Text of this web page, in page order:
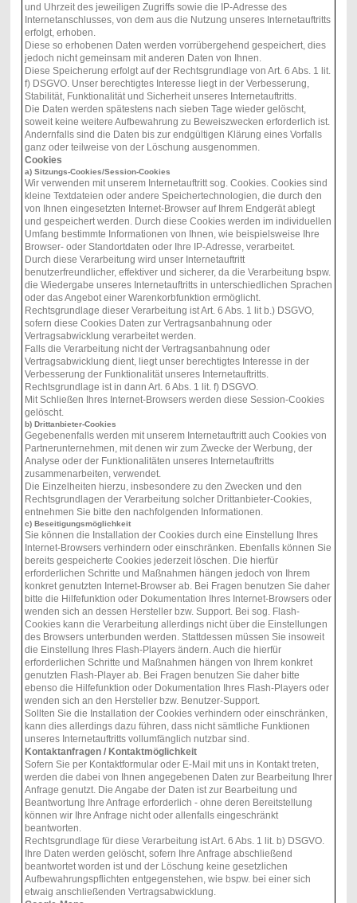
und Uhrzeit des jeweiligen Zugriffs sowie die IP-Adresse des
Internetanschlusses, von dem aus die Nutzung unseres Internetauftritts
erfolgt, erhoben.
Diese so erhobenen Daten werden vorrübergehend gespeichert, dies
jedoch nicht gemeinsam mit anderen Daten von Ihnen.
Diese Speicherung erfolgt auf der Rechtsgrundlage von Art. 6 Abs. 1 lit.
f) DSGVO. Unser berechtigtes Interesse liegt in der Verbesserung,
Stabilität, Funktionalität und Sicherheit unseres Internetauftritts.
Die Daten werden spätestens nach sieben Tage wieder gelöscht,
soweit keine weitere Aufbewahrung zu Beweiszwecken erforderlich ist.
Andernfalls sind die Daten bis zur endgültigen Klärung eines Vorfalls
ganz oder teilweise von der Löschung ausgenommen.
Cookies
a) Sitzungs-Cookies/Session-Cookies
Wir verwenden mit unserem Internetauftritt sog. Cookies. Cookies sind
kleine Textdateien oder andere Speichertechnologien, die durch den
von Ihnen eingesetzten Internet-Browser auf Ihrem Endgerät ablegt
und gespeichert werden. Durch diese Cookies werden im individuellen
Umfang bestimmte Informationen von Ihnen, wie beispielsweise Ihre
Browser- oder Standortdaten oder Ihre IP-Adresse, verarbeitet.
Durch diese Verarbeitung wird unser Internetauftritt
benutzerfreundlicher, effektiver und sicherer, da die Verarbeitung bspw.
die Wiedergabe unseres Internetauftritts in unterschiedlichen Sprachen
oder das Angebot einer Warenkorbfunktion ermöglicht.
Rechtsgrundlage dieser Verarbeitung ist Art. 6 Abs. 1 lit b.) DSGVO,
sofern diese Cookies Daten zur Vertragsanbahnung oder
Vertragsabwicklung verarbeitet werden.
Falls die Verarbeitung nicht der Vertragsanbahnung oder
Vertragsabwicklung dient, liegt unser berechtigtes Interesse in der
Verbesserung der Funktionalität unseres Internetauftritts.
Rechtsgrundlage ist in dann Art. 6 Abs. 1 lit. f) DSGVO.
Mit Schließen Ihres Internet-Browsers werden diese Session-Cookies
gelöscht.
b) Drittanbieter-Cookies
Gegebenenfalls werden mit unserem Internetauftritt auch Cookies von
Partnerunternehmen, mit denen wir zum Zwecke der Werbung, der
Analyse oder der Funktionalitäten unseres Internetauftritts
zusammenarbeiten, verwendet.
Die Einzelheiten hierzu, insbesondere zu den Zwecken und den
Rechtsgrundlagen der Verarbeitung solcher Drittanbieter-Cookies,
entnehmen Sie bitte den nachfolgenden Informationen.
c) Beseitigungsmöglichkeit
Sie können die Installation der Cookies durch eine Einstellung Ihres
Internet-Browsers verhindern oder einschränken. Ebenfalls können Sie
bereits gespeicherte Cookies jederzeit löschen. Die hierfür
erforderlichen Schritte und Maßnahmen hängen jedoch von Ihrem
konkret genutzten Internet-Browser ab. Bei Fragen benutzen Sie daher
bitte die Hilfefunktion oder Dokumentation Ihres Internet-Browsers oder
wenden sich an dessen Hersteller bzw. Support. Bei sog. Flash-
Cookies kann die Verarbeitung allerdings nicht über die Einstellungen
des Browsers unterbunden werden. Stattdessen müssen Sie insoweit
die Einstellung Ihres Flash-Players ändern. Auch die hierfür
erforderlichen Schritte und Maßnahmen hängen von Ihrem konkret
genutzten Flash-Player ab. Bei Fragen benutzen Sie daher bitte
ebenso die Hilfefunktion oder Dokumentation Ihres Flash-Players oder
wenden sich an den Hersteller bzw. Benutzer-Support.
Sollten Sie die Installation der Cookies verhindern oder einschränken,
kann dies allerdings dazu führen, dass nicht sämtliche Funktionen
unseres Internetauftritts vollumfänglich nutzbar sind.
Kontaktanfragen / Kontaktmöglichkeit
Sofern Sie per Kontaktformular oder E-Mail mit uns in Kontakt treten,
werden die dabei von Ihnen angegebenen Daten zur Bearbeitung Ihrer
Anfrage genutzt. Die Angabe der Daten ist zur Bearbeitung und
Beantwortung Ihre Anfrage erforderlich - ohne deren Bereitstellung
können wir Ihre Anfrage nicht oder allenfalls eingeschränkt
beantworten.
Rechtsgrundlage für diese Verarbeitung ist Art. 6 Abs. 1 lit. b) DSGVO.
Ihre Daten werden gelöscht, sofern Ihre Anfrage abschließend
beantwortet worden ist und der Löschung keine gesetzlichen
Aufbewahrungspflichten entgegenstehen, wie bspw. bei einer sich
etwaig anschließenden Vertragsabwicklung.